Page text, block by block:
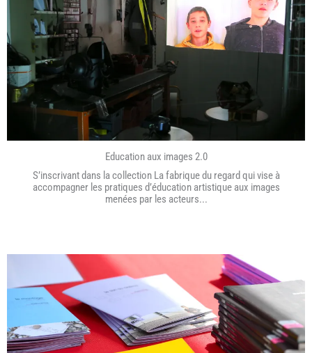
Education aux images 2.0
S’inscrivant dans la collection La fabrique du regard qui vise à
accompagner les pratiques d’éducation artistique aux images
menées par les acteurs...